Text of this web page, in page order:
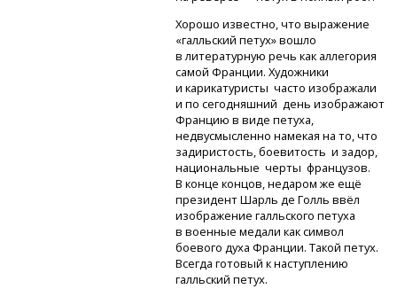
Хорошо известно, что выражение
«галльский петух» вошло
в литературную речь как аллегория
самой Франции. Художники
и карикатуристы часто изображали
и по сегодняшний день изображают
Францию в виде петуха,
недвусмысленно намекая на то, что
задиристость, боевитость и задор,
национальные черты французов.
В конце концов, недаром же ещё
президент Шарль де Голль ввёл
изображение галльского петуха
в военные медали как символ
боевого духа Франции. Такой петух.
Всегда готовый к наступлению
галльский петух.